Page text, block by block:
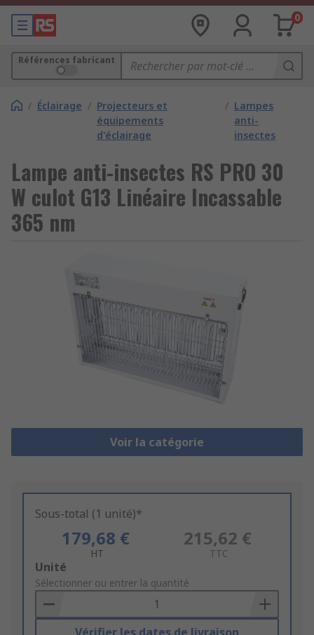
0
Références fabricant
/ Éclairage / Projecteurs et
équipements
d'éclairage
/ Lampes
anti-
insectes
Lampe anti-insectes RS PRO 30
W culot G13 Linéaire Incassable
365 nm
Voir la catégorie
Sous-total (1 unité)*
179,68 €
HT
215,62 €
TTC
Add
to
Basket
Unité
Sélectionner ou entrer la quantité